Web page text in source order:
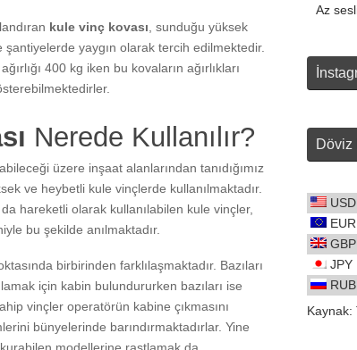
kule vinç kovası , sunduğu yüksek
yaygın olarak tercih edilmektedir.
400 kg iken bu kovaların ağırlıkları
Nerede Kullanılır?
üzere inşaat alanlarından tanıdığımız
ve heybetli kule vinçlerde kullanılmaktadır.
hareketli olarak kullanılabilen kule vinçler,
bu şekilde anılmaktadır.
birbirinden farklılaşmaktadır. Bazıları
için kabin bulundururken bazıları ise
vinçler operatörün kabine çıkmasını
bünyelerinde barındırmaktadırlar. Yine
modellerine rastlamak da
Az
Döviz
USD
EUR
GBP
JPY
RUB
Kaynak: